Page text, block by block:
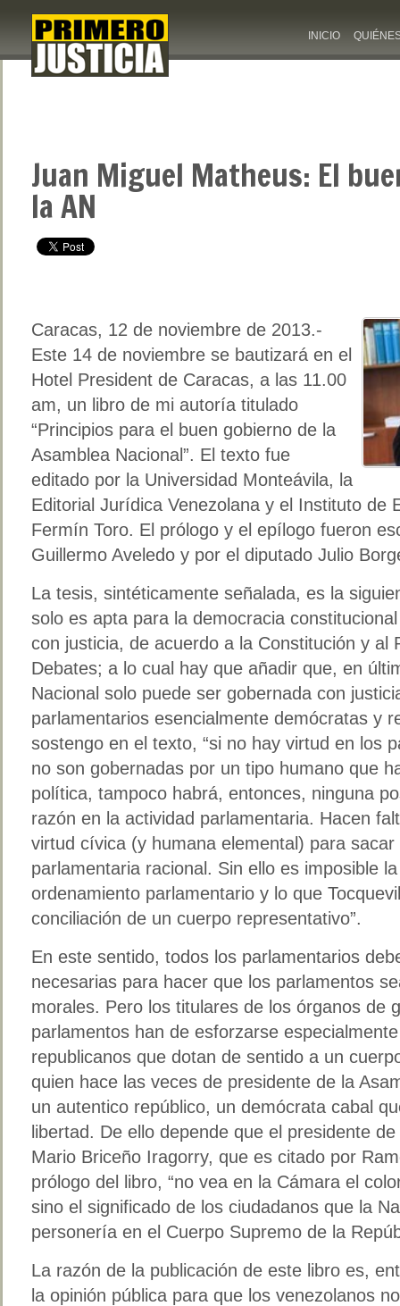
INICIO
Juan Miguel Matheus: El
la AN
Caracas, 12 de noviembre de 2013.-
Este 14 de noviembre se bautizará en el
Hotel President de Caracas, a las 11.00
am, un libro de mi autoría titulado
“Principios para el buen gobierno de la
Asamblea Nacional”. El texto fue
editado por la Universidad Monteávila, la
Editorial Jurídica Venezolana y el Instituto de
Fermín Toro. El prólogo y el epílogo fueron
Guillermo Aveledo y por el diputado Julio
La tesis, sintéticamente señalada, es la
solo es apta para la democracia
con justicia, de acuerdo a la Constitución y al
Debates; a lo cual hay que añadir que, en
Nacional solo puede ser gobernada con
parlamentarios esencialmente demócratas y
sostengo en el texto, “si no hay virtud en los
no son gobernadas por un tipo humano que
política, tampoco habrá, entonces, ninguna
razón en la actividad parlamentaria. Hacen
virtud cívica (y humana elemental) para
parlamentaria racional. Sin ello es imposible
ordenamiento parlamentario y lo que
conciliación de un cuerpo representativo”.
En este sentido, todos los parlamentarios
necesarias para hacer que los parlamentos
morales. Pero los titulares de los órganos de
parlamentos han de esforzarse
republicanos que dotan de sentido a un
quien hace las veces de presidente de la
un autentico repúblico, un demócrata cabal
libertad. De ello depende que el presidente
Mario Briceño Iragorry, que es citado por
prólogo del libro, “no vea en la Cámara el
sino el significado de los ciudadanos que la
personería en el Cuerpo Supremo de la
La razón de la publicación de este libro es,
la opinión pública para que los venezolanos